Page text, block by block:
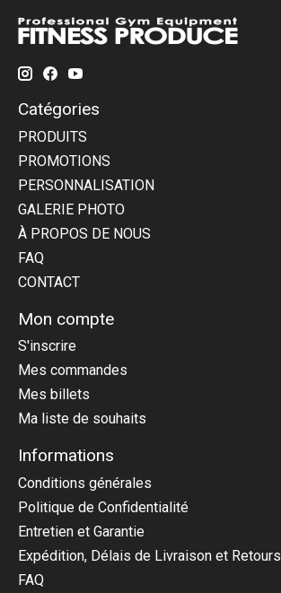
Catégories
PRODUITS
PROMOTIONS
PERSONNALISATION
GALERIE PHOTO
À PROPOS DE NOUS
FAQ
CONTACT
Mon compte
S'inscrire
Mes commandes
Mes billets
Ma liste de souhaits
Informations
Conditions générales
Politique de Confidentialité
Entretien et Garantie
Expédition, Délais de Livraison et Retours
FAQ